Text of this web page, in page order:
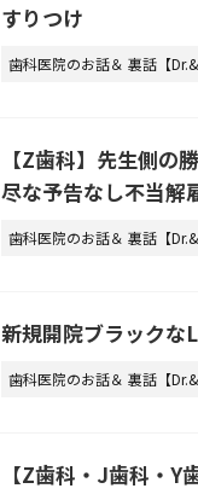
すりつけ
歯科医院のお話＆ 裏話【Dr.&
【Z歯科】先生側の
尽な予告なし不当解
歯科医院のお話＆ 裏話【Dr.&
新規開院ブラックな
歯科医院のお話＆ 裏話【Dr.&
【Z歯科・J歯科・Y